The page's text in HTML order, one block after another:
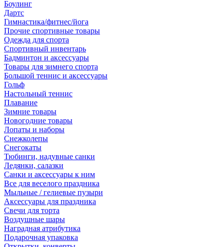
Боулинг
Дартс
Гимнастика/фитнес/йога
Прочие спортивные товары
Одежда для спорта
Спортивный инвентарь
Бадминтон и аксессуары
Товары для зимнего спорта
Большой теннис и аксессуары
Гольф
Настольный теннис
Плавание
Зимние товары
Новогодние товары
Лопаты и наборы
Снежколепы
Снегокаты
Тюбинги, надувные санки
Ледянки, салазки
Санки и аксессуары к ним
Все для веселого праздника
Мыльные / гелиевые пузыри
Аксессуары для праздника
Свечи для торта
Воздушные шары
Наградная атрибутика
Подарочная упаковка